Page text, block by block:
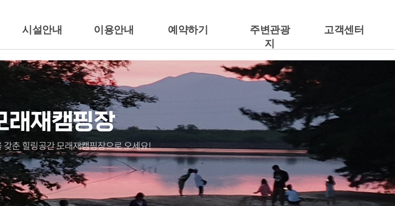
시설안내 이용안내 예약하기
주변관광
지
고객센터
시설안내
이용준수사항
땡큐캠핑에서 예약하기